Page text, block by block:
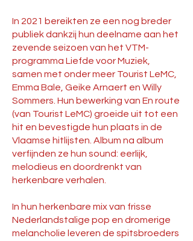
In 2021 bereikten ze een nog breder
publiek dankzij hun deelname aan het
zevende seizoen van het VTM-
programma Liefde voor Muziek,
samen met onder meer Tourist LeMC,
Emma Bale, Geike Arnaert en Willy
Sommers. Hun bewerking van En route
(van Tourist LeMC) groeide uit tot een
hit en bevestigde hun plaats in de
Vlaamse hitlijsten. Album na album
verfijnden ze hun sound: eerlijk,
melodieus en doordrenkt van
herkenbare verhalen.
In hun herkenbare mix van frisse
Nederlandstalige pop en dromerige
melancholie leveren de spitsbroeders